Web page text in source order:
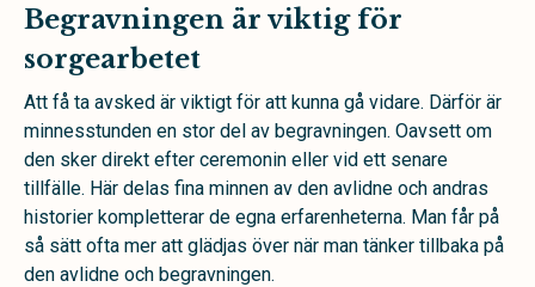
Begravningen är viktig för
sorgearbetet
Att få ta avsked är viktigt för att kunna gå vidare. Därför är
minnesstunden en stor del av begravningen. Oavsett om
den sker direkt efter ceremonin eller vid ett senare
tillfälle. Här delas fina minnen av den avlidne och andras
historier kompletterar de egna erfarenheterna. Man får på
så sätt ofta mer att glädjas över när man tänker tillbaka på
den avlidne och begravningen.